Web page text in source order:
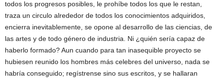
todos los progresos posibles, le prohíbe todos los que le restan,
traza un circulo alrededor de todos los conocimientos adquiridos,
encierra inevitablemente, se opone al desarrollo de las ciencias, de
las artes y de todo género de industria. Ni ¿quién sería capaz de
haberlo formado? Aun cuando para tan inasequible proyecto se
hubiesen reunido los hombres más celebres del universo, nada se
habría conseguido; regístrense sino sus escritos, y se hallaran